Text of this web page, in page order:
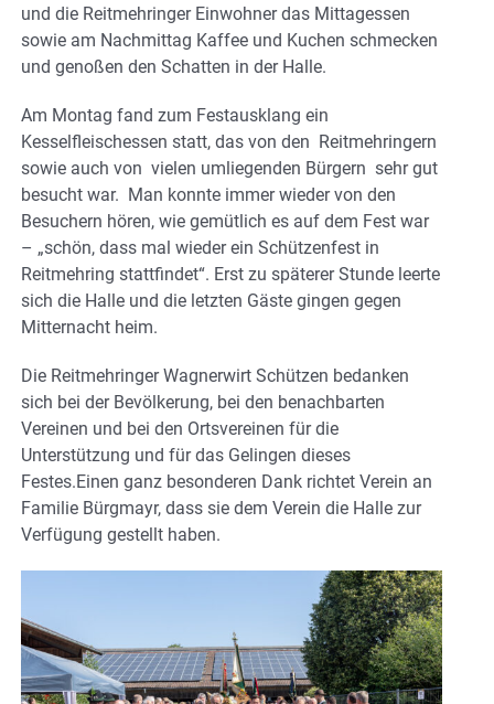
und die Reitmehringer Einwohner das Mittagessen
sowie am Nachmittag Kaffee und Kuchen schmecken
und genoßen den Schatten in der Halle.
Am Montag fand zum Festausklang ein
Kesselfleischessen statt, das von den Reitmehringern
sowie auch von vielen umliegenden Bürgern sehr gut
besucht war. Man konnte immer wieder von den
Besuchern hören, wie gemütlich es auf dem Fest war
– „schön, dass mal wieder ein Schützenfest in
Reitmehring stattfindet“. Erst zu späterer Stunde leerte
sich die Halle und die letzten Gäste gingen gegen
Mitternacht heim.
Die Reitmehringer Wagnerwirt Schützen bedanken
sich bei der Bevölkerung, bei den benachbarten
Vereinen und bei den Ortsvereinen für die
Unterstützung und für das Gelingen dieses
Festes.Einen ganz besonderen Dank richtet Verein an
Familie Bürgmayr, dass sie dem Verein die Halle zur
Verfügung gestellt haben.